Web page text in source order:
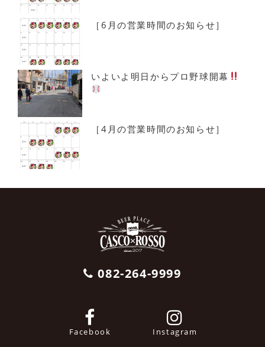
［6月の営業時間のお知らせ］
いよいよ明日からプロ野球開幕
［4月の営業時間のお知らせ］
082-264-9999
Facebook Instagram